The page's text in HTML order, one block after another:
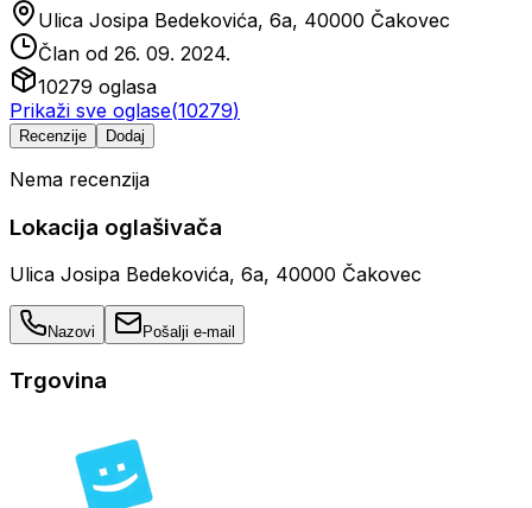
Ulica Josipa Bedekovića, 6a, 40000 Čakovec
Član od 26. 09. 2024.
10279 oglasa
Prikaži sve oglase(10279)
Recenzije Dodaj
Nema recenzija
Lokacija oglašivača
Ulica Josipa Bedekovića, 6a, 40000 Čakovec
Nazovi Pošalji e-mail
Trgovina